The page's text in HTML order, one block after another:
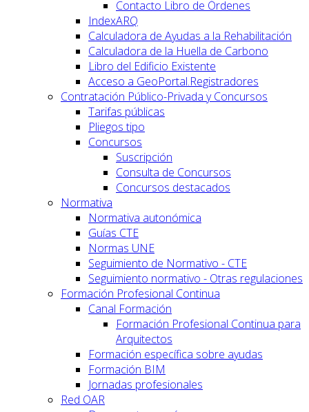
Contacto Libro de Órdenes
IndexARQ
Calculadora de Ayudas a la Rehabilitación
Calculadora de la Huella de Carbono
Libro del Edificio Existente
Acceso a GeoPortal.Registradores
Contratación Público-Privada y Concursos
Tarifas públicas
Pliegos tipo
Concursos
Suscripción
Consulta de Concursos
Concursos destacados
Normativa
Normativa autonómica
Guías CTE
Normas UNE
Seguimiento de Normativo - CTE
Seguimiento normativo - Otras regulaciones
Formación Profesional Continua
Canal Formación
Formación Profesional Continua para
Arquitectos
Formación específica sobre ayudas
Formación BIM
Jornadas profesionales
Red OAR